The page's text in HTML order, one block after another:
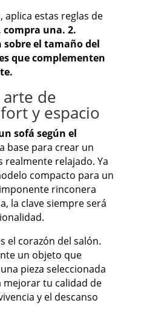
aplica estas reglas de
compra una. 2.
el tamaño del
que complementen
arte de
y espacio
sofá según el
base para crear un
realmente relajado. Ya
compacto para un
rinconera
la clave siempre será
el corazón del salón.
un objeto que
pieza seleccionada
tu calidad de
y el descanso